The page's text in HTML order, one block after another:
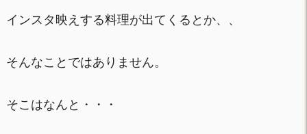
インスタ映えする料理が出てくるとか、、
そんなことではありません。
そこはなんと・・・